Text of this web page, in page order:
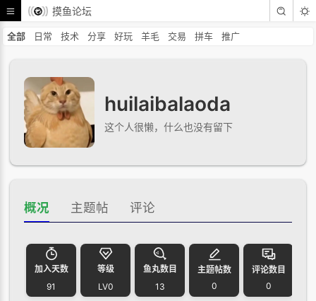
摸鱼论坛
全部 日常 技术 分享 好玩 羊毛 交易 拼车 推广
huilaibalaoda
这个人很懒，什么也没有留下
概况 主题帖 评论
加入天数
91
等级
LV0
鱼丸数目
13
主题帖数
0
评论数目
0